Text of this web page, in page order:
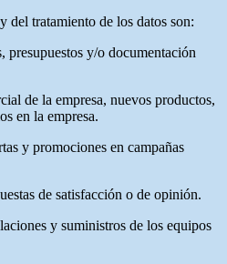
del tratamiento de los datos son:
presupuestos y/o documentación
de la empresa, nuevos productos,
en la empresa.
y promociones en campañas
de satisfacción o de opinión.
y suministros de los equipos